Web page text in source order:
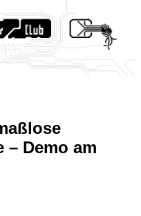
– Demo am